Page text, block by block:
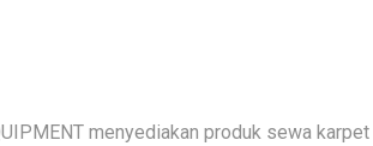
menyediakan produk sewa